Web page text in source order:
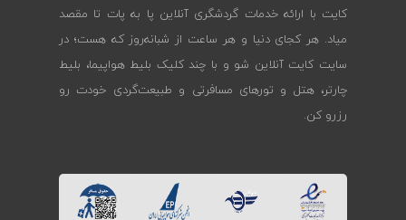
کایت با ارائه خدمات گردشگری آنلاین پا به پات تا مقصد
میاد. هر کجای دنیا و هر ساعت از شبانه‌روز که هست؛ در
سایت کایت آنلاین شو و با چند کلیک بلیط هواپیما، بلیط
چارتر، هتل و تورهای مسافرتی و طبیعت‌گردی خودت رو
رزرو کن.